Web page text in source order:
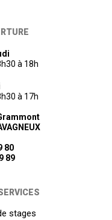
à 18h
à 17h
80
89
stages